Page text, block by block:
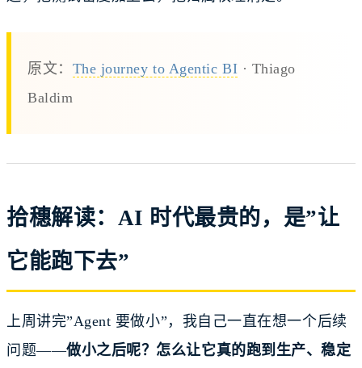
原文： The journey to Agentic BI · Thiago
Baldim
拾穗解读：AI 时代最贵的，是”让
它能跑下去”
上周讲完”Agent 要做小”，我自己一直在想一个后续
问题——做小之后呢？怎么让它真的跑到生产、稳定